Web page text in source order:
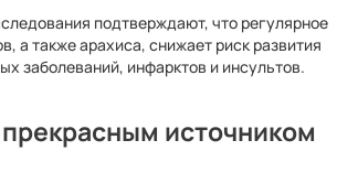
подтверждают, что регулярное
а также арахиса, снижает риск развития
заболеваний, инфарктов и инсультов.
источником